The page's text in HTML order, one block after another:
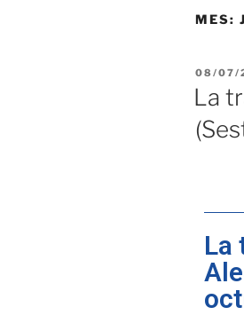
MES:
08/07/
La
La